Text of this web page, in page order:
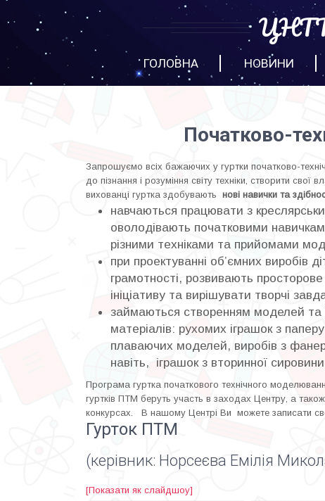
ГОЛОВНА НОВИНИ
Початково-
Запрошуємо всіх бажаючих у гуртки початково-
до пізнання і розуміння світу техніки, створити свої
вихованці гуртка здобувають нові навички та
навчаються працювати з
оволодівають початковими
різними техніками та прийомами
при проектуванні об’ємних виробів
грамотності, розвивають
ініціативу та вирішувати творчі
займаються створенням моделей та
матеріалів: рухомих іграшок з
плаваючих моделей, виробів з
навіть, іграшок з вторинної
Програма гуртка початкового технічного
гуртків ПТМ беруть участь в заходах Центру, а
конкурсах. В нашому Центрі Ви можете записати
Гурток ПТМ
(керівник: Норсеєва Емілія
[Показати як слайдшоу]